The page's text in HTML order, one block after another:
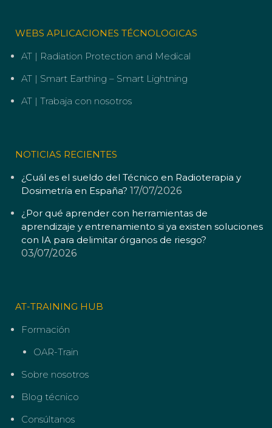
WEBS APLICACIONES TÉCNOLOGICAS
AT | Radiation Protection and Medical
AT | Smart Earthing – Smart Lightning
AT | Trabaja con nosotros
NOTICIAS RECIENTES
¿Cuál es el sueldo del Técnico en Radioterapia y
Dosimetría en España? 17/07/2026
¿Por qué aprender con herramientas de
aprendizaje y entrenamiento si ya existen soluciones
con IA para delimitar órganos de riesgo?
03/07/2026
AT-TRAINING HUB
Formación
OAR-Train
Sobre nosotros
Blog técnico
Consúltanos